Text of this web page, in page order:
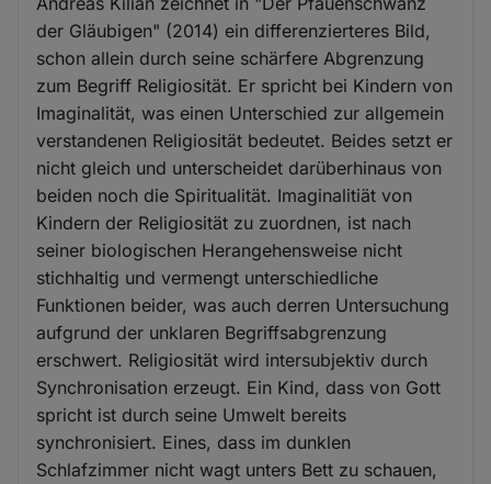
der Gläubigen" (2014) ein differenzierteres Bild,
schon allein durch seine schärfere Abgrenzung
zum Begriff Religiosität. Er spricht bei Kindern von
Imaginalität, was einen Unterschied zur allgemein
verstandenen Religiosität bedeutet. Beides setzt er
nicht gleich und unterscheidet darüberhinaus von
beiden noch die Spiritualität. Imaginalitiät von
Kindern der Religiosität zu zuordnen, ist nach
seiner biologischen Herangehensweise nicht
stichhaltig und vermengt unterschiedliche
Funktionen beider, was auch derren Untersuchung
aufgrund der unklaren Begriffsabgrenzung
erschwert. Religiosität wird intersubjektiv durch
Synchronisation erzeugt. Ein Kind, dass von Gott
spricht ist durch seine Umwelt bereits
synchronisiert. Eines, dass im dunklen
Schlafzimmer nicht wagt unters Bett zu schauen,